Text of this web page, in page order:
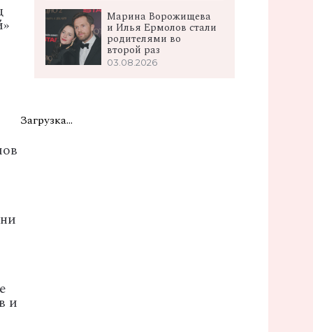
и
Марина Ворожищева
и Илья Ермолов стали
родителями во
второй раз
03.08.2026
Загрузка...